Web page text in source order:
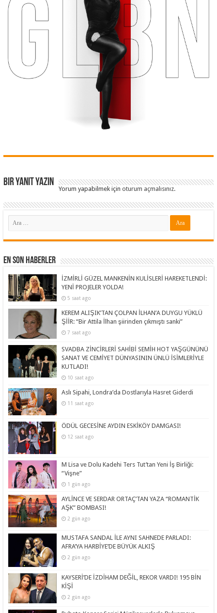
Bir yanıt yazın
Yorum yapabilmek içinoturum açmalısınız.
En Son Haberler
İZMİRLİ GÜZEL MANKENİN KULİSLERİ HAREKETLENDİ:
YENİ PROJELER YOLDA!
5 saat ago
KEREM ALIŞIK’TAN ÇOLPAN İLHAN’A DUYGU YÜKLÜ
ŞİİR: “Bir Attila İlhan şiirinden çıkmıştı sanki”
7 saat ago
SVADBA ZİNCİRLERİ SAHİBİ SEMİH HOT YAŞGÜNÜNÜ
SANAT VE CEMİYET DÜNYASININ ÜNLÜ İSİMLERİYLE
KUTLADI!
10 saat ago
Aslı Sipahi, Londra’da Dostlarıyla Hasret Giderdi
11 saat ago
ÖDÜL GECESİNE AYDIN ESKİKÖY DAMGASI!
12 saat ago
M Lisa ve Dolu Kadehi Ters Tut’tan Yeni İş Birliği:
“Vişne”
1 gün ago
AYLİNCE VE SERDAR ORTAÇ’TAN YAZA “ROMANTİK
AŞK” BOMBASI!
2 gün ago
MUSTAFA SANDAL İLE AYNI SAHNEDE PARLADI:
AFRA’YA HARBİYE’DE BÜYÜK ALKIŞ
2 gün ago
KAYSERİ’DE İZDİHAM DEĞİL, REKOR VARDI! 195 BİN
KİŞİ
2 gün ago